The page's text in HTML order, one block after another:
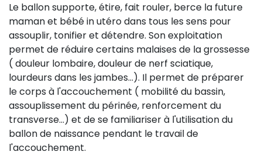
Le ballon supporte, étire, fait rouler, berce la future
maman et bébé in utéro dans tous les sens pour
assouplir, tonifier et détendre. Son exploitation
permet de réduire certains malaises de la grossesse
( douleur lombaire, douleur de nerf sciatique,
lourdeurs dans les jambes...). Il permet de préparer
le corps à l'accouchement ( mobilité du bassin,
assouplissement du périnée, renforcement du
transverse...) et de se familiariser à l'utilisation du
ballon de naissance pendant le travail de
l'accouchement.